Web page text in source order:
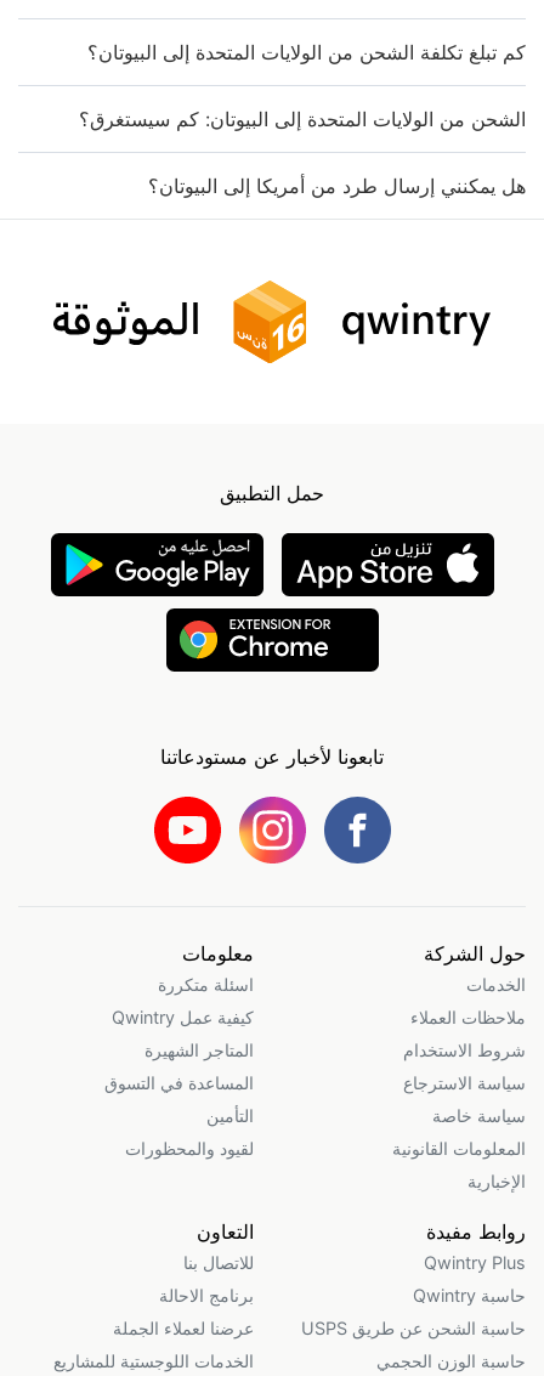
كم تبلغ تكلفة الشحن من الولايات المتحدة إلى البيوتان؟
الشحن من الولايات المتحدة إلى البيوتان: كم سيستغرق؟
هل يمكنني إرسال طرد من أمريكا إلى البيوتان؟
حمل التطبيق
تابعونا لأخبار عن مستودعاتنا
حول الشركة
الخدمات
ملاحظات العملاء
شروط الاستخدام
سياسة الاسترجاع
سياسة خاصة
المعلومات القانونية
الإخبارية
معلومات
اسئلة متكررة
كيفية عمل Qwintry
المتاجر الشهيرة
المساعدة في التسوق
التأمين
لقيود والمحظورات
روابط مفيدة
Qwintry Plus
حاسبة Qwintry
حاسبة الشحن عن طريق USPS
حاسبة الوزن الحجمي
التعاون
للاتصال بنا
برنامج الاحالة
عرضنا لعملاء الجملة
الخدمات اللوجستية للمشاريع